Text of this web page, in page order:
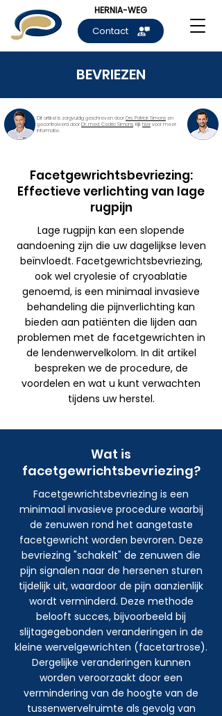
Contact
HERNIA-WEG
BEVRIEZEN
Dit artikel is zorgvuldig geschreven door Drs. Patrick Simons en
gecontroleerd door Dr. med. Cedric Simons. Kijk hier voor meer
informatie.
Facetgewrichtsbevriezing:
Effectieve verlichting van lage
rugpijn
Lage rugpijn kan een slopende
aandoening zijn die uw dagelijkse leven
beïnvloedt. Facetgewrichtsbevriezing,
ook wel cryolesie of cryoablatie
genoemd, is een minimaal invasieve
behandeling die pijnverlichting kan
bieden aan patiënten die lijden aan
problemen met de facetgewrichten in
de lendenwervelkolom. In dit artikel
bespreken we de procedure, de
voordelen en wat u kunt verwachten
tijdens uw herstel.
Wat is
facetgewrichtsbevriezing?
Facetgewrichtsbevriezing is een
minimaal invasieve procedure waarbij
de zenuwen rond het aangetaste
facetgewricht worden bevroren. Deze
bevriezing "schakelt" de zenuwen die
pijn signalen naar de hersenen sturen
tijdelijk uit, waardoor de pijn aanzienlijk
wordt verminderd. Deze methode
belooft succes, bijvoorbeeld bij
slijtagegebonden veranderingen in de
kleine wervelgewrichten (facetartrose).
Dergelijke veranderingen kunnen
worden veroorzaakt door een
vermindering van de hoogte van de
tussenwervelruimte als gevolg van